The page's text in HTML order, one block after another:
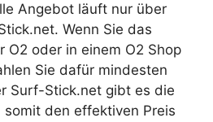
Angebot läuft nur über
Wenn Sie das
O2 oder in einem O2 Shop
Sie dafür mindesten
Surf-Stick.net gibt es die
den effektiven Preis